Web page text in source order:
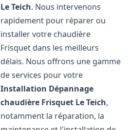
Le Teich. Nous intervenons
rapidement pour réparer ou
installer votre chaudière
Frisquet dans les meilleurs
délais. Nous offrons une gamme
de services pour votre
Installation Dépannage
chaudière Frisquet Le Teich,
notamment la réparation, la